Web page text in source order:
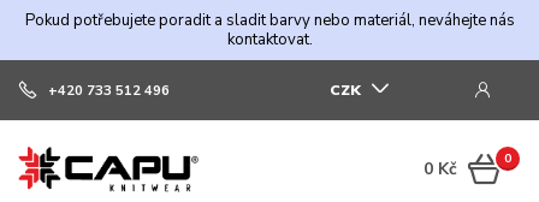
Pokud potřebujete poradit a sladit barvy nebo materiál, neváhejte nás
kontaktovat.
CZK
+420 733 512 496
0
0 Kč